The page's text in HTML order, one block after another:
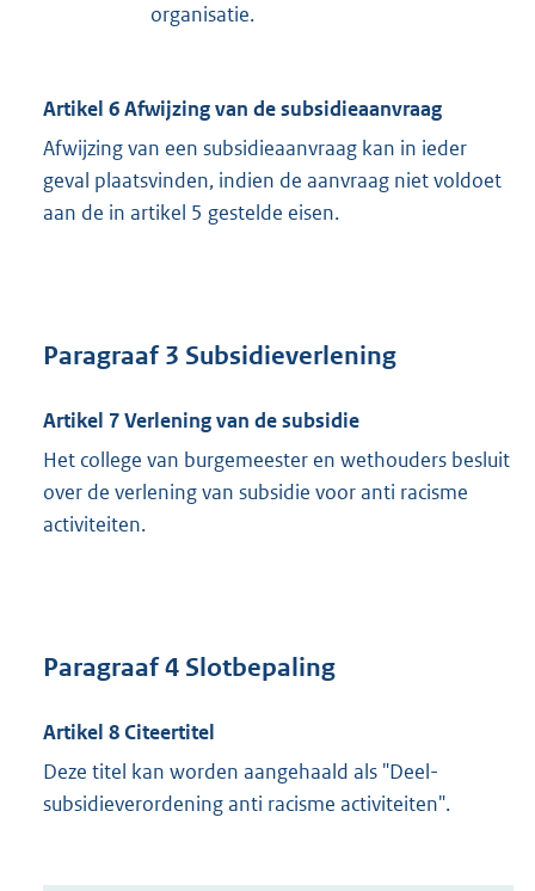
organisatie.
Artikel 6 Afwijzing van de subsidieaanvraag
Afwijzing van een subsidieaanvraag kan in ieder
geval plaatsvinden, indien de aanvraag niet voldoet
aan de in artikel 5 gestelde eisen.
Paragraaf 3 Subsidieverlening
Artikel 7 Verlening van de subsidie
Het college van burgemeester en wethouders besluit
over de verlening van subsidie voor anti racisme
activiteiten.
Paragraaf 4 Slotbepaling
Artikel 8 Citeertitel
Deze titel kan worden aangehaald als "Deel-
subsidieverordening anti racisme activiteiten".